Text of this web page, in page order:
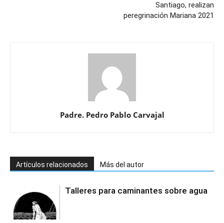
Santiago, realizan
peregrinación Mariana 2021
Padre. Pedro Pablo Carvajal
Artículos relacionados Más del autor
Talleres para caminantes sobre agua